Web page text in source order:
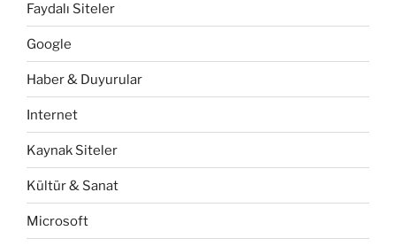
Faydalı Siteler
Google
Haber & Duyurular
Internet
Kaynak Siteler
Kültür & Sanat
Microsoft